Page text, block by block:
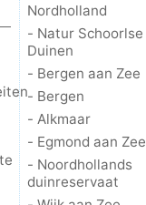
Nordholland
- Natur Schoorlse
Duinen
- Bergen aan Zee
- Bergen
- Alkmaar
- Egmond aan Zee
- Noordhollands
duinreservaat